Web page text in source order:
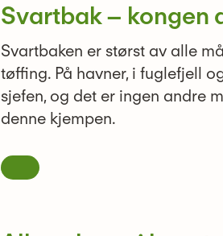
Svartbak – kongen
Svartbaken er størst av alle
tøffing. På havner, i fuglefjell
sjefen, og det er ingen andre
denne kjempen.